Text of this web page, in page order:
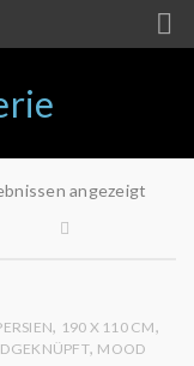
angezeigt
, 190 X 110 CM,
, MOOD